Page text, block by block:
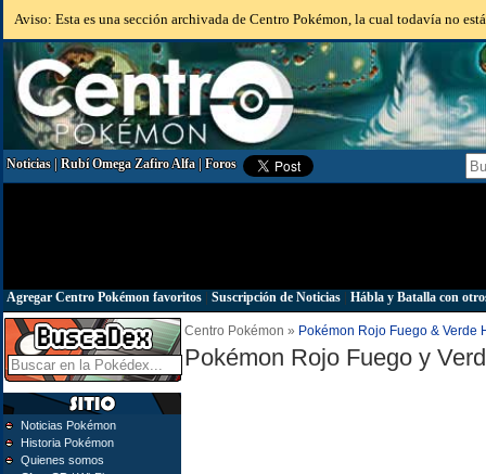
Aviso: Esta es una sección archivada de Centro Pokémon, la cual todavía no
Noticias|Rubí Omega Zafiro Alfa|Foros
Agregar Centro Pokémon favoritos Suscripción de Noticias Hábla y Batalla con
Noticias Pokémon
Historia Pokémon
Quienes somos
Centro Pokémon » Pokémon Rojo Fuego & Verde
Pokémon Rojo Fuego y